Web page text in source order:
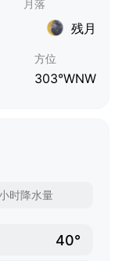
残月
方位
303°WNW
时降水量
40°